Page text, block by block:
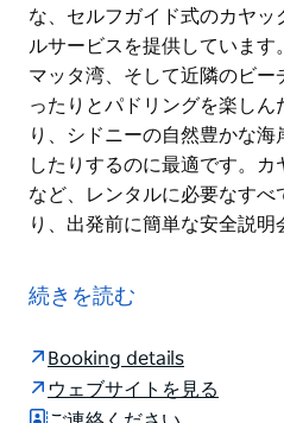
な、セルフガイド式のカヤッ
ルサービスを提供していま
マッタ湾、そして近隣のビー
ったりとパドリングを楽しん
り、シドニーの自然豊かな
したりするのに最適です。
など、レンタルに必要なすべ
り、出発前に簡単な安全説
わずか1時間、バンディーナ
ック・グラウンドに位置する
ドのレンタル会社です。ロイ
ト・ハッキングの穏やかな海
続きを読む
Booking details
ウェブサイトを見る